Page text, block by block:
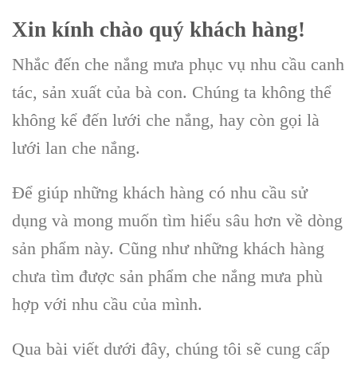
Xin kính chào quý khách hàng!
Nhắc đến che nắng mưa phục vụ nhu cầu canh
tác, sản xuất của bà con. Chúng ta không thể
không kể đến lưới che nắng, hay còn gọi là
lưới lan che nắng.
Để giúp những khách hàng có nhu cầu sử
dụng và mong muốn tìm hiểu sâu hơn về dòng
sản phẩm này. Cũng như những khách hàng
chưa tìm được sản phẩm che nắng mưa phù
hợp với nhu cầu của mình.
Qua bài viết dưới đây, chúng tôi sẽ cung cấp